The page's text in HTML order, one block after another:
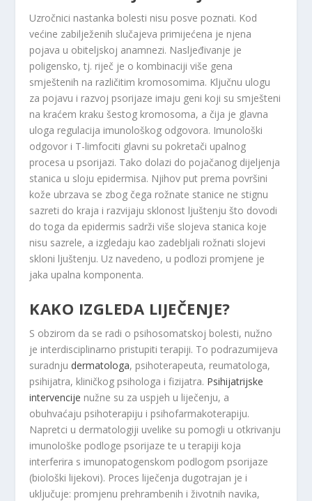
Uzročnici nastanka bolesti nisu posve poznati. Kod
većine zabilježenih slučajeva primijećena je njena
pojava u obiteljskoj anamnezi. Nasljeđivanje je
poligensko, tj. riječ je o kombinaciji više gena
smještenih na različitim kromosomima. Ključnu ulogu
za pojavu i razvoj psorijaze imaju geni koji su smješteni
na kraćem kraku šestog kromosoma, a čija je glavna
uloga regulacija imunološkog odgovora. Imunološki
odgovor i T-limfociti glavni su pokretači upalnog
procesa u psorijazi. Tako dolazi do pojačanog dijeljenja
stanica u sloju epidermisa. Njihov put prema površini
kože ubrzava se zbog čega rožnate stanice ne stignu
sazreti do kraja i razvijaju sklonost ljuštenju što dovodi
do toga da epidermis sadrži više slojeva stanica koje
nisu sazrele, a izgledaju kao zadebljali rožnati slojevi
skloni ljuštenju. Uz navedeno, u podlozi promjene je
jaka upalna komponenta.
KAKO IZGLEDA LIJEČENJE?
S obzirom da se radi o psihosomatskoj bolesti, nužno
je interdisciplinarno pristupiti terapiji. To podrazumijeva
suradnju dermatologa, psihoterapeuta, reumatologa,
psihijatra, kliničkog psihologa i fizijatra. Psihijatrijske
intervencije nužne su za uspjeh u liječenju, a
obuhvaćaju psihoterapiju i psihofarmakoterapiju.
Napretci u dermatologiji uvelike su pomogli u otkrivanju
imunološke podloge psorijaze te u terapiji koja
interferira s imunopatogenskom podlogom psorijaze
(biološki lijekovi). Proces liječenja dugotrajan je i
uključuje: promjenu prehrambenih i životnih navika,